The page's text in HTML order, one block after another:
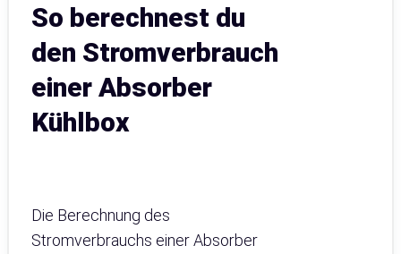
So berechnest du
den Stromverbrauch
einer Absorber
Kühlbox
Die Berechnung des
Stromverbrauchs einer Absorber